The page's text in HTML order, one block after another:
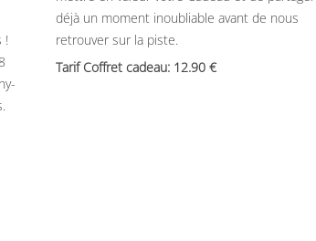
!
déjà un moment inoubliable avant de nous
retrouver sur la piste.
Tarif Coffret cadeau: 12.90